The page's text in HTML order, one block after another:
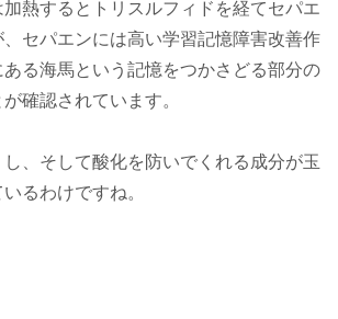
加熱するとトリスルフィドを経てセパエ
セパエンには高い学習記憶障害改善作
る海馬という記憶をつかさどる部分の
確認されています。
、そして酸化を防いでくれる成分が玉
るわけですね。